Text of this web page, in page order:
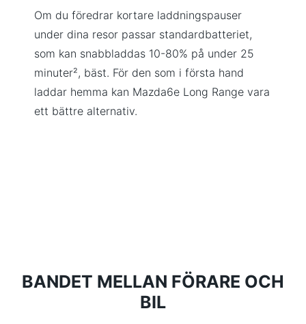
Om du föredrar kortare laddningspauser
under dina resor passar standardbatteriet,
som kan snabbladdas 10-80% på under 25
minuter², bäst. För den som i första hand
laddar hemma kan Mazda6e Long Range vara
ett bättre alternativ.
BANDET MELLAN FÖRARE OCH
BIL